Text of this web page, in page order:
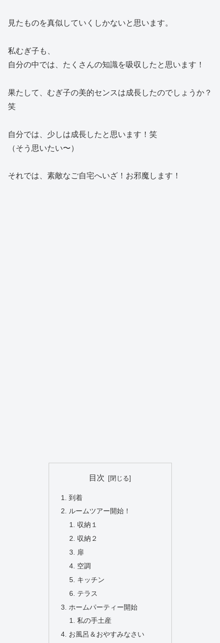
見たものを真似していくしかないと思います。
私むぎ子も、
自分の中では、たくさんの知識を吸収したと思います！
果たして、むぎ子の美的センスは成長したのでしょうか？
笑
自分では、少しは成長したと思います！笑
（そう思いたい〜）
それでは、素敵なご自宅へいざ！お邪魔します！
目次
到着
ルームツアー開始！
収納１
収納２
扉
空調
キッチン
テラス
ホームパーティー開始
私の手土産
お風呂＆おやすみなさい